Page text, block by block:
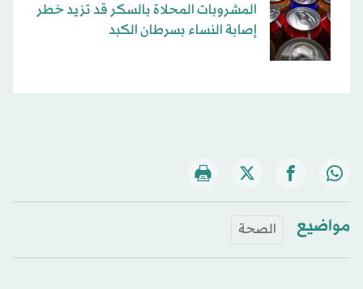
المشروبات المحلاة بالسكر قد تزيد خطر
إصابة النساء بسرطان الكبد
مواضيع الصحة